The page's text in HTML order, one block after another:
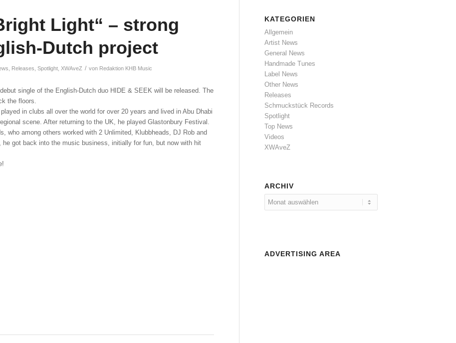
Light“ – strong
Dutch project
Releases Spotlight XWAveZ / von Redaktion KHB Music
single of the English-Dutch duo HIDE & SEEK will be released. The
the floors.
in clubs all over the world for over 20 years and lived in Abu Dhabi
scene. After returning to the UK, he played Glastonbury Festival.
who among others worked with 2 Unlimited, Klubbheads, DJ Rob and
got back into the music business, initially for fun, but now with hit
KATEGORIEN
Allgemein
Artist News
General News
Handmade Tunes
Label News
Other News
Releases
Schmuckstück Records
Spotlight
Top News
Videos
XWAveZ
ARCHIV
ADVERTISING AREA